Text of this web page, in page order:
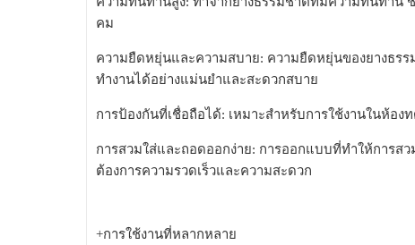
คม
ความยืดหยุ่นและความสบาย: ความยืดหยุ่นของยางธร
ทำงานได้อย่างแม่นยำและสะดวกสบาย
การป้องกันที่เชื่อถือได้: เหมาะสำหรับการใช้งานในห้อ
การสวมใส่และถอดออกง่าย: การออกแบบที่ทำให้การส
ต้องการความรวดเร็วและความสะดวก
+การใช้งานที่หลากหลาย